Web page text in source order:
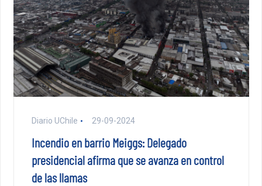
Diario UChile 29-09-2024
Incendio en barrio Meiggs: Delegado
presidencial afirma que se avanza en control
de las llamas